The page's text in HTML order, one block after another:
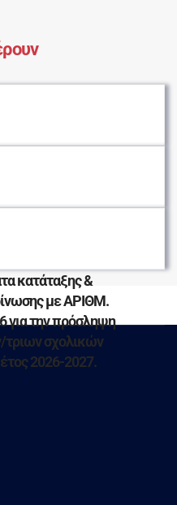
ΜΑΣ
κατάταξης &
με ΑΡΙΘΜ.
την πρόσληψη
τριων σχολικών
2026-2027.